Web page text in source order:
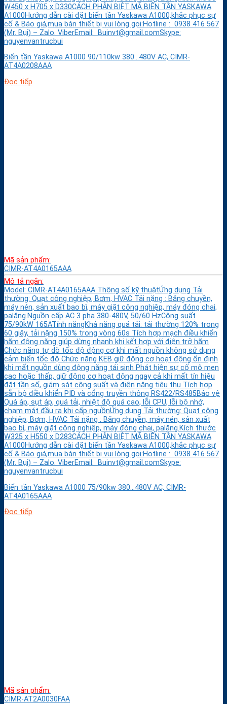
W450 x H705 x D330CÁCH PHÂN BIỆT MÃ BIẾN TẦN YASKAWA
A1000Hướng dẫn cài đặt biến tần Yaskawa A1000,khắc phục sự
cố & Báo giá,mua bán thiết bị vui lòng gọi:Hotline : 0938 416 567
(Mr. Bụi) – Zalo. ViberEmail: Buinvt@gmail.comSkype:
nguyenvantrucbui
Biến tần Yaskawa A1000 90/110kw 380…480V AC, CIMR-
AT4A0208AAA
Đọc tiếp
Mã sản phẩm:
CIMR-AT4A0165AAA
Mô tả ngắn:
Model: CIMR-AT4A0165AAA Thông số kỹ thuậtỨng dụng Tải
thường: Quạt công nghiệp, Bơm, HVAC Tải nặng : Băng chuyền,
máy nén, sản xuất bao bì, máy giặt công nghiệp, máy đóng chai,
palăng.Nguồn cấp AC 3 pha 380-480V, 50/60 HzCông suất
75/90kW 165ATính năngKhả năng quá tải: tải thường 120% trong
60 giây, tải nặng 150% trong vòng 60s Tích hợp mạch điều khiển
hãm động năng giúp dừng nhanh khi kết hợp với điện trở hãm
Chức năng tự dò tốc độ động cơ khi mất nguồn không sử dụng
cảm biến tốc độ Chức năng KEB giữ động cơ hoạt động ổn định
khi mất nguồn dùng động năng tái sinh Phát hiện sự cố mô men
cao hoặc thấp, giữ động cơ hoạt động ngay cả khi mất tín hiệu
đặt tần số, giám sát công suất và điện năng tiêu thụ Tích hợp
sẵn bộ điều khiển PID và cổng truyền thông RS422/RS485Bảo vệ
Quá áp, sụt áp, quá tải, nhiệt độ quá cao, lỗi CPU, lỗi bộ nhớ,
chạm mát đầu ra khi cấp nguồnỨng dụng Tải thường: Quạt công
nghiệp, Bơm, HVAC Tải nặng : Băng chuyền, máy nén, sản xuất
bao bì, máy giặt công nghiệp, máy đóng chai, palăng.Kích thước
W325 x H550 x D283CÁCH PHÂN BIỆT MÃ BIẾN TẦN YASKAWA
A1000Hướng dẫn cài đặt biến tần Yaskawa A1000,khắc phục sự
cố & Báo giá,mua bán thiết bị vui lòng gọi:Hotline : 0938 416 567
(Mr. Bụi) – Zalo. ViberEmail: Buinvt@gmail.comSkype:
nguyenvantrucbui
Biến tần Yaskawa A1000 75/90kw 380…480V AC, CIMR-
AT4A0165AAA
Đọc tiếp
Mã sản phẩm:
CIMR-AT2A0030FAA